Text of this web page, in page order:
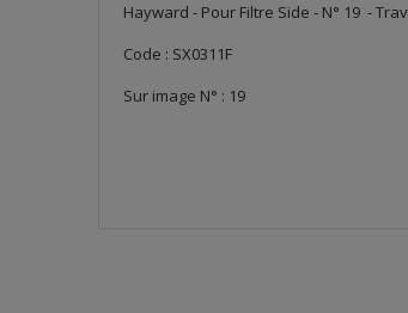
Hayward - Pour Filtre Side - N° 19 -
Code : SX0311F
Sur image N° : 19